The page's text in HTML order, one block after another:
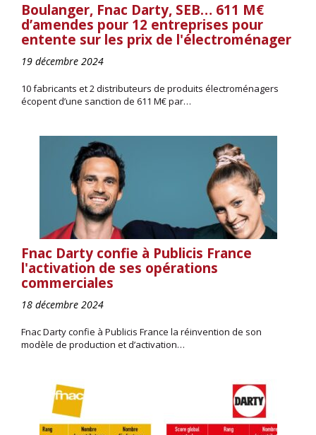
Boulanger, Fnac Darty, SEB… 611 M€
d’amendes pour 12 entreprises pour
entente sur les prix de l'électroménager
19 décembre 2024
10 fabricants et 2 distributeurs de produits électroménagers
écopent d’une sanction de 611 M€ par…
Fnac Darty confie à Publicis France
l'activation de ses opérations
commerciales
18 décembre 2024
Fnac Darty confie à Publicis France la réinvention de son
modèle de production et d’activation…